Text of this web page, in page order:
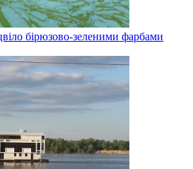
бірюзово-зеленими фарбами